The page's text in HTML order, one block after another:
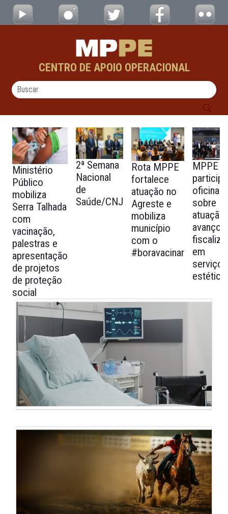
Pular para o Conteúdo principal
testes - CAOs
CENTRO DE APOIO OPERACIONAL
Ministério
Público
mobiliza
Serra Talhada
com
vacinação,
palestras e
apresentação
de projetos
de proteção
social
2ª Semana
Nacional
de
Saúde/CNJ
Rota MPPE
fortalece
atuação no
Agreste e
mobiliza
município
com o
#boravacinar
MPPE
oficina
sobre
atuação
em
estética
Galeria de Mídias